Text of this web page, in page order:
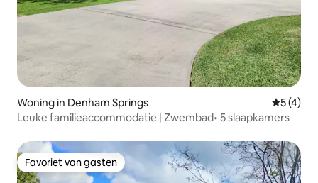
Woning in Denham Springs
5 (4)
Leuke familieaccommodatie | Zwembad• 5 slaapkamers
Favoriet van gasten
Favoriet van gasten